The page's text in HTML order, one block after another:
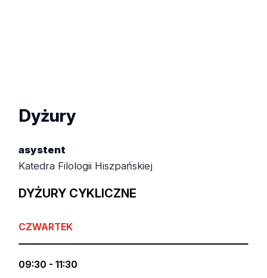
Dyżury
asystent
Katedra Filologii Hiszpańskiej
DYŻURY CYKLICZNE
CZWARTEK
09:30 - 11:30